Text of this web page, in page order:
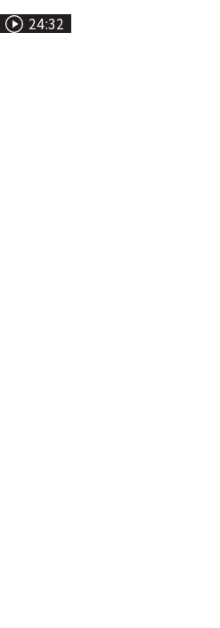
7:10
24:32